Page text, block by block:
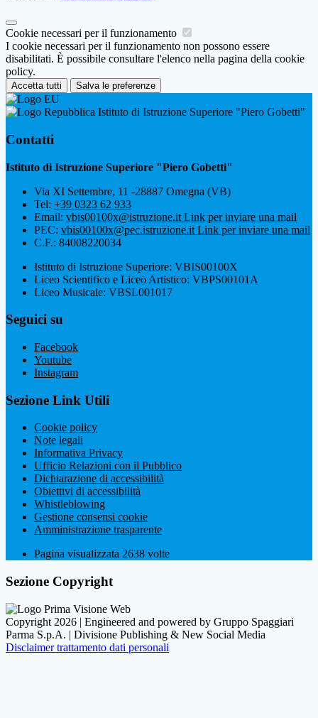
Cookie necessari per il funzionamento
I cookie necessari per il funzionamento non possono essere
disabilitati. È possibile consultare l'elenco nella pagina della cookie
policy.
Accetta tutti Salva le preferenze
Istituto di Istruzione Superiore "Piero Gobetti"
Contatti
Istituto di Istruzione Superiore "Piero Gobetti"
Via XI Settembre, 11 -28887 Omegna (VB)
Tel: +39 0323 62 933
Email: vbis00100x@istruzione.it Link per inviare una mail
PEC: vbis00100x@pec.istruzione.it Link per inviare una mail
C.F.: 84008220034
Istituto di Istruzione Superiore: VBIS00100X
Liceo Scientifico e Liceo Artistico: VBPS00101A
Liceo Musicale: VBSL001017
Seguici su
Facebook
Youtube
Instagram
Sezione Link Utili
Cookie policy
Note legali
Informativa Privacy
Ufficio Relazioni con il Pubblico
Dichiarazione di accessibilità
Obiettivi di accessibilità
Whistleblowing
Gestione consensi cookie
Amministrazione trasparente
Pagina visualizzata 2638 volte
Sezione Copyright
Copyright 2026 | Engineered and powered by Gruppo Spaggiari
Parma S.p.A. | Divisione Publishing & New Social Media
Disclaimer trattamento dati personali